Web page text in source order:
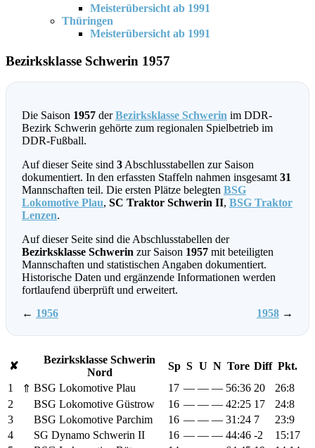
Meisterübersicht ab 1991
Thüringen
Meisterübersicht ab 1991
Bezirksklasse Schwerin 1957
Die Saison 1957 derBezirksklasse Schwerin im DDR-
Bezirk Schwerin gehörte zum regionalen Spielbetrieb im
DDR-Fußball.
Auf dieser Seite sind 3 Abschlusstabellen zur Saison
dokumentiert. In den erfassten Staffeln nahmen insgesamt 31
Mannschaften teil. Die ersten Plätze belegten BSG
Lokomotive Plau, SC Traktor Schwerin II, BSG Traktor
Lenzen.
Auf dieser Seite sind die Abschlusstabellen der
Bezirksklasse Schwerin zur Saison 1957 mit beteiligten
Mannschaften und statistischen Angaben dokumentiert.
Historische Daten und ergänzende Informationen werden
fortlaufend überprüft und erweitert.
← 1956 1958 →
✘
Bezirksklasse Schwerin
Nord
Sp S U N Tore Diff Pkt.
1
⇑ BSG Lokomotive Plau 17 — — — 56:36 20
26:8
2
BSG Lokomotive Güstrow 16 — — — 42:25 17
24:8
3
BSG Lokomotive Parchim 16 — — — 31:24 7
23:9
4
SG Dynamo Schwerin II 16 — — — 44:46 -2
15:17